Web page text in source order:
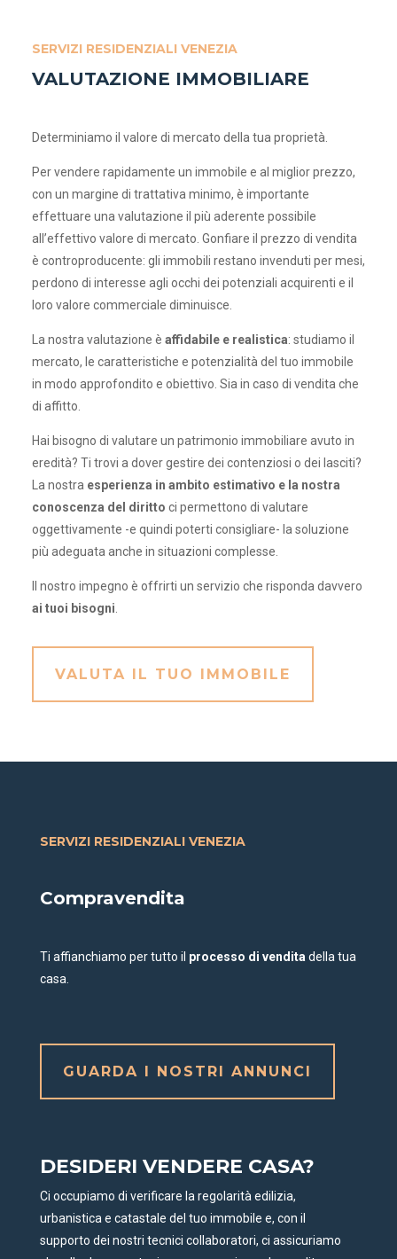
SERVIZI RESIDENZIALI VENEZIA
VALUTAZIONE IMMOBILIARE
Determiniamo il valore di mercato della tua proprietà.
Per vendere rapidamente un immobile e al miglior prezzo,
con un margine di trattativa minimo, è importante
effettuare una valutazione il più aderente possibile
all’effettivo valore di mercato. Gonfiare il prezzo di vendita
è controproducente: gli immobili restano invenduti per mesi,
perdono di interesse agli occhi dei potenziali acquirenti e il
loro valore commerciale diminuisce.
La nostra valutazione è affidabile e realistica: studiamo il
mercato, le caratteristiche e potenzialità del tuo immobile
in modo approfondito e obiettivo. Sia in caso di vendita che
di affitto.
Hai bisogno di valutare un patrimonio immobiliare avuto in
eredità? Ti trovi a dover gestire dei contenziosi o dei lasciti?
La nostra esperienza in ambito estimativo e la nostra
conoscenza del diritto ci permettono di valutare
oggettivamente -e quindi poterti consigliare- la soluzione
più adeguata anche in situazioni complesse.
Il nostro impegno è offrirti un servizio che risponda davvero
ai tuoi bisogni
VALUTA IL TUO IMMOBILE
SERVIZI RESIDENZIALI VENEZIA
Compravendita
Ti affianchiamo per tutto il processo di venditadella tua
casa.
GUARDA I NOSTRI ANNUNCI
DESIDERI VENDERE CASA?
Ci occupiamo di verificare la regolarità edilizia,
urbanistica e catastale del tuo immobile e, con il
supporto dei nostri tecnici collaboratori, ci assicuriamo